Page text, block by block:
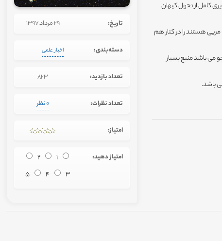
کامل از تحول کیهان
هستند را در کنار هم
می باشد منبع بسیار
باشد.
تاریخ: 29 مرداد 1397
دسته‌بندی: اخبار علمی
تعداد بازدید: 823
تعداد نظرات: 0 نظر
امتیاز:
امتیاز دهید: 1
2
3
4
5